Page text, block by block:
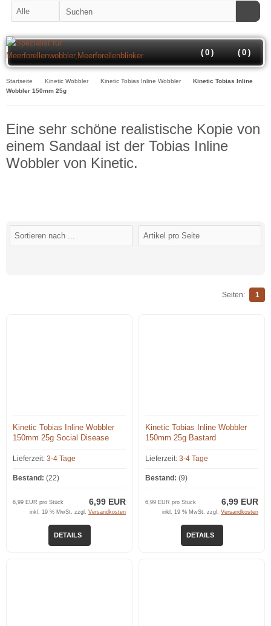
( 0 )
( 0 )
Startseite Kinetic Wobbler Kinetic Tobias Inline Wobbler
Kinetic Tobias Inline
Wobbler 150mm 25g
Eine sehr schöne realistische Kopie von
einem Sandaal ist der Tobias Inline
Wobbler von Kinetic.
Seiten: 1
Kinetic Tobias Inline Wobbler
150mm 25g Social Disease
Lieferzeit: 3-4 Tage
Bestand: (22)
6,99 EUR
6,99 EUR pro Stück
inkl. 19 % MwSt. zzgl. Versandkosten
DETAILS
Kinetic Tobias Inline Wobbler
150mm 25g Bastard
Lieferzeit: 3-4 Tage
Bestand: (9)
6,99 EUR
6,99 EUR pro Stück
inkl. 19 % MwSt. zzgl. Versandkosten
DETAILS